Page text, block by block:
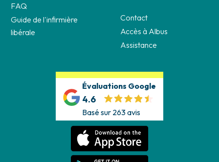
FAQ
Guide de l'infirmière
libérale
Contact
Accès à Albus
Assistance
Évaluations Google
4.6
Basé sur 263 avis